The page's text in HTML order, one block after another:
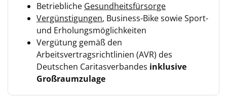
Betriebliche Gesundheitsfürsorge
Vergünstigungen, Business-Bike sowie Sport-
und Erholungsmöglichkeiten
Vergütung gemäß den
Arbeitsvertragsrichtlinien (AVR) des
Deutschen Caritasverbandes inklusive
Großraumzulage